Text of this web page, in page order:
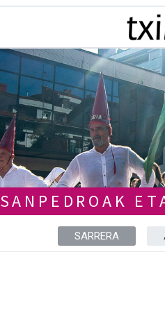
SANPEDROAK
SARRERA